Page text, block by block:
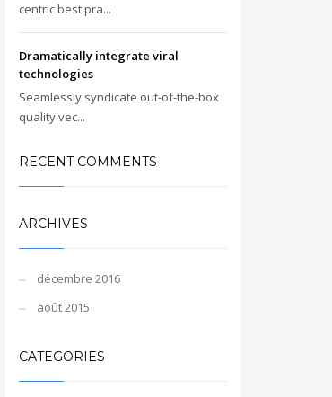
centric best pra...
Dramatically integrate viral
technologies
Seamlessly syndicate out-of-the-box
quality vec...
RECENT COMMENTS
ARCHIVES
décembre 2016
août 2015
CATEGORIES